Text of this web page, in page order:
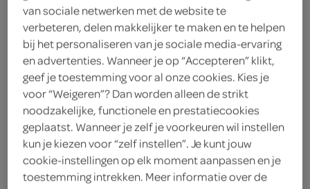
250 gram snoeptomaatjes
kies je winkel
benodigdheden
grillpan
fijne rasp
van sociale netwerken met de website te
verbeteren, delen makkelijker te maken en te helpen
bij het personaliseren van je sociale media-ervaring
en advertenties. Wanneer je op “Accepteren” klikt,
geef je toestemming voor al onze cookies. Kies je
voor “Weigeren”? Dan worden alleen de strikt
noodzakelijke, functionele en prestatiecookies
geplaatst. Wanneer je zelf je voorkeuren wil instellen
kun je kiezen voor “zelf instellen”. Je kunt jouw
cookie-instellingen op elk moment aanpassen en je
toestemming intrekken. Meer informatie over de